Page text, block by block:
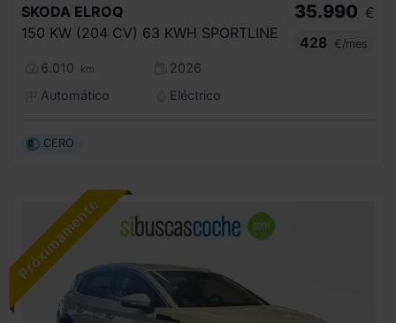
SKODA ELROQ
150 KW (204 CV) 63 KWH SPORTLINE
6.010 km
2026
Automático
Eléctrico
35.990 €
428
€/mes
CERO